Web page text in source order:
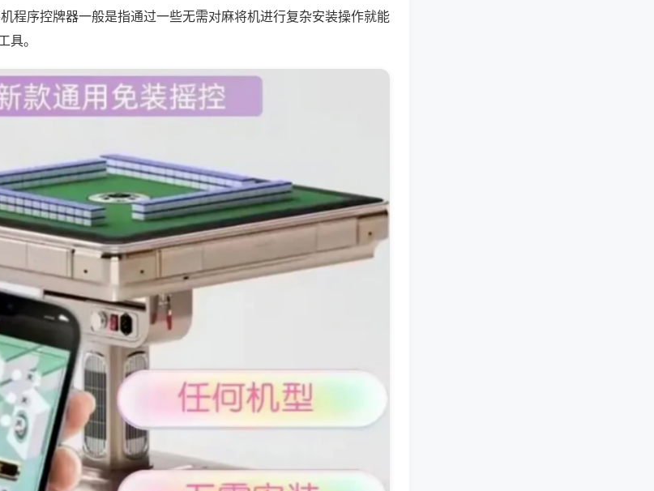
程序控牌器一般是指通过一些无需对麻将机进行复杂安装操作就能
具。